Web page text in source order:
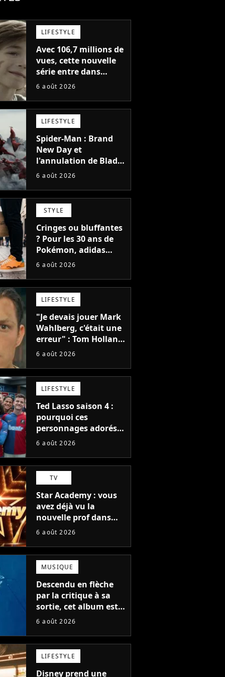
LIFESTYLE
Avec 106,7 millions de
vues, cette nouvelle
série entre dans
l'histoire de Netflix en
6 août 2026
LIFESTYLE
Spider-Man : Brand
New Day et
l'annulation de Blade
montrent que Marvel
faire quoi que ce soit
de simple
6 août 2026
STYLE
Cringes ou bluffantes
? Pour les 30 ans de
Pokémon, adidas
dévoile une énorme
et je ne sais pas quoi
en penser
6 août 2026
LIFESTYLE
"Je devais jouer Mark
Wahlberg, c'était une
erreur" : Tom Holland,
la star de Spider-Man,
blockbuster
6 août 2026
LIFESTYLE
Ted Lasso saison 4 :
pourquoi ces
personnages adorés
des fans ne sont pas
6 août 2026
TV
Star Academy : vous
avez déjà vu la
nouvelle prof dans
The Voice et aux
6 août 2026
MUSIQUE
Descendu en flèche
par la critique à sa
sortie, cet album est
en train de devenir le
auteur
6 août 2026
LIFESTYLE
Disney prend une